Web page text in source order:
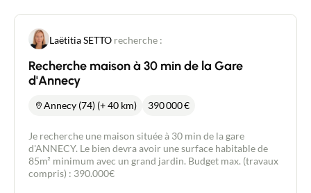
Laëtitia SETTO recherche :
Recherche maison à 30 min de la Gare
d'Annecy
Annecy (74) (+ 40 km) 390 000€
Je recherche une maison située à 30 min de la gare
d'ANNECY. Le bien devra avoir une surface habitable de
85m² minimum avec un grand jardin. Budget max. (travaux
compris) : 390.000€